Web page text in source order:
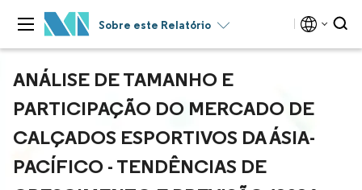
Sobre este Relatório
ANÁLISE DE TAMANHO E
PARTICIPAÇÃO DO MERCADO DE
CALÇADOS ESPORTIVOS DA ÁSIA-
PACÍFICO - TENDÊNCIAS DE